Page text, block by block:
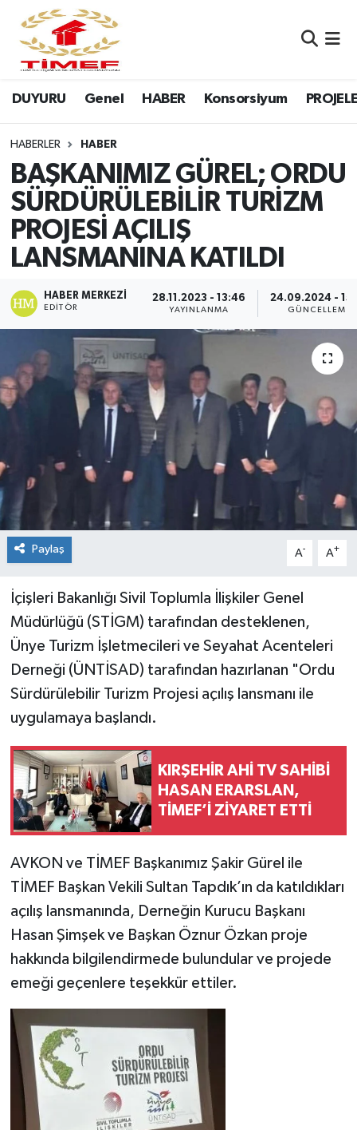
DUYURU Genel HABER Konsorsiyum
HABERLER HABER
BAŞKANIMIZ GÜREL; ORDU
SÜRDÜRÜLEBİLİR TURİZM
PROJESİ AÇILIŞ
LANSMANINA KATILDI
HABER MERKEZI
EDITÖR
28.11.2023 - 13:46
YAYINLANMA
24.09.2024 -
GÜNCELLEME
Paylaş A- A+
İçişleri Bakanlığı Sivil Toplumla İlişkiler Genel
Müdürlüğü (STİGM) tarafından desteklenen,
Ünye Turizm İşletmecileri ve Seyahat Acenteleri
Derneği (ÜNTİSAD) tarafından hazırlanan "Ordu
Sürdürülebilir Turizm Projesi açılış lansmanı ile
uygulamaya başlandı.
KIRŞEHİR AHİ TV SAHİBİ
HASAN ERARSLAN,
TİMEF’İ ZİYARET ETTİ
AVKON ve TİMEF Başkanımız Şakir Gürel ile
TİMEF Başkan Vekili Sultan Tapdık’ın da katıldıkları
açılış lansmanında, Derneğin Kurucu Başkanı
Hasan Şimşek ve Başkan Öznur Özkan proje
hakkında bilgilendirmede bulundular ve projede
emeği geçenlere teşekkür ettiler.
Anasayfa Kutu
Anasayfa Manşet
Canlı Yayın
DUYURU
Erasmus
GALERİ
Genel
Konsorsiyum
PROJECTS
PROJELER
PROJELER İNGİLİZCE
YEREL MEDYA RAPORU
Nöbetçi Eczaneler
Hava Durumu
Namaz Vakitleri
Trafik Durumu
Süper Lig Puan Durumu ve Fikstür
Tüm Manşetler
Son Dakika Haberleri
Haber Arşivi